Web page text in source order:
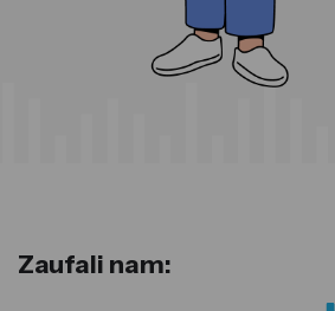
Zaufali nam: